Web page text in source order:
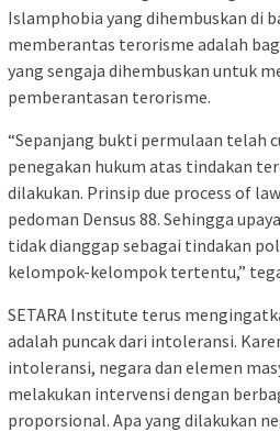
Islamphobia yang dihembuskan di
memberantas terorisme adalah
yang sengaja dihembuskan untuk
pemberantasan terorisme.
“Sepanjang bukti permulaan telah
penegakan hukum atas tindakan
dilakukan. Prinsip due process of
pedoman Densus 88. Sehingga
tidak dianggap sebagai tindakan
kelompok-kelompok tertentu,”
SETARA Institute terus
adalah puncak dari intoleransi.
intoleransi, negara dan elemen
melakukan intervensi dengan
proporsional. Apa yang dilakukan